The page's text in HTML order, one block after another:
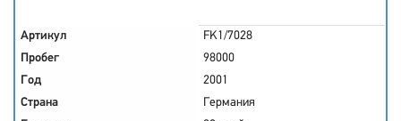
Артикул
FK1/7028
Пробег
98000
Год
2001
Страна
Германия